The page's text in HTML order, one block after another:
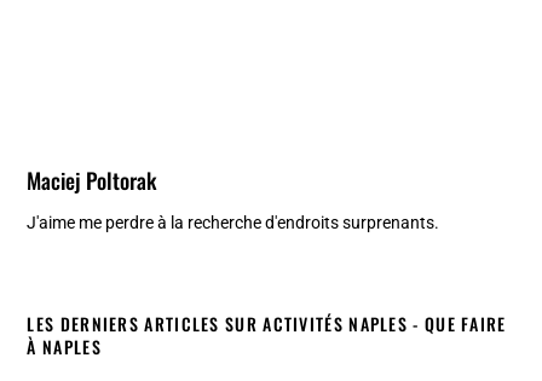
Maciej Poltorak
J'aime me perdre à la recherche d'endroits surprenants.
LES DERNIERS ARTICLES SUR ACTIVITÉS NAPLES - QUE FAIRE
À NAPLES